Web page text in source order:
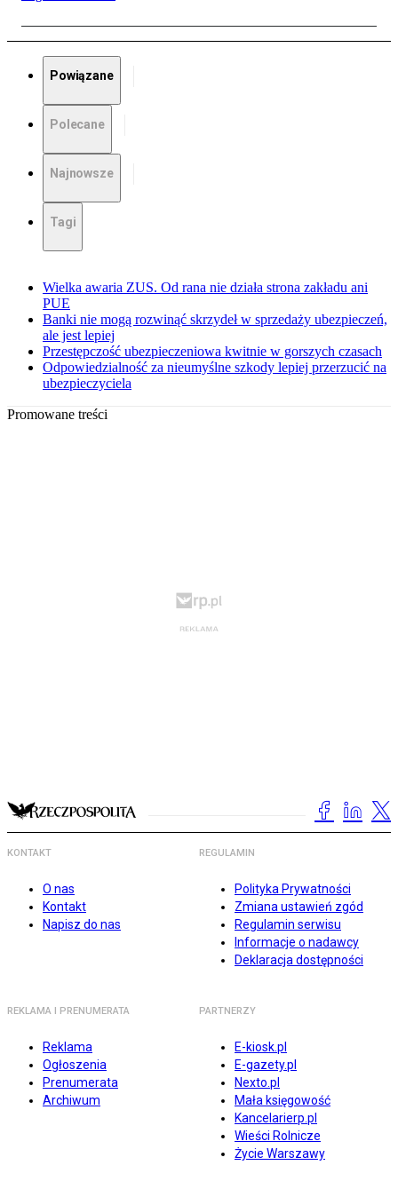
Powiązane
Polecane
Najnowsze
Tagi
Wielka awaria ZUS. Od rana nie działa strona zakładu ani
PUE
Banki nie mogą rozwinąć skrzydeł w sprzedaży ubezpieczeń,
ale jest lepiej
Przestępczość ubezpieczeniowa kwitnie w gorszych czasach
Odpowiedzialność za nieumyślne szkody lepiej przerzucić na
ubezpieczyciela
Promowane treści
KONTAKT
O nas
Kontakt
Napisz do nas
REGULAMIN
Polityka Prywatności
Zmiana ustawień zgód
Regulamin serwisu
Informacje o nadawcy
Deklaracja dostępności
REKLAMA I PRENUMERATA
Reklama
Ogłoszenia
Prenumerata
Archiwum
PARTNERZY
E-kiosk.pl
E-gazety.pl
Nexto.pl
Mała księgowość
Kancelarierp.pl
Wieści Rolnicze
Życie Warszawy